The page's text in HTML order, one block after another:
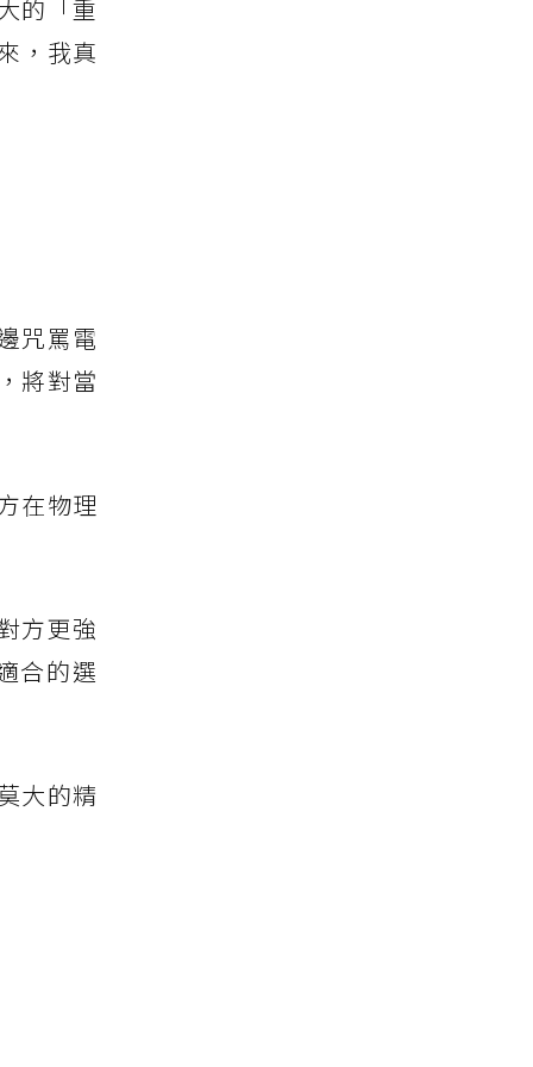
的「重
，我真
咒罵電
將對當
在物理
方更強
合的選
大的精